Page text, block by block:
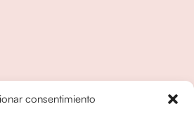
consentimiento